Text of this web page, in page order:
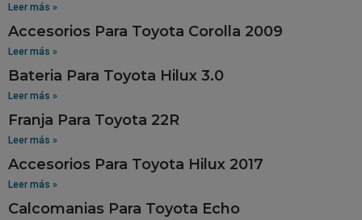
Leer más »
Accesorios Para Toyota Corolla 2009
Leer más »
Bateria Para Toyota Hilux 3.0
Leer más »
Franja Para Toyota 22R
Leer más »
Accesorios Para Toyota Hilux 2017
Leer más »
Calcomanias Para Toyota Echo